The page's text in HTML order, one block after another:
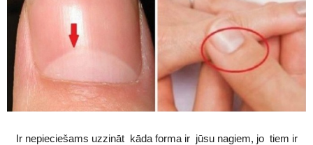
Ir nepieciešams uzzināt kāda forma ir jūsu nagiem, jo tiem ir